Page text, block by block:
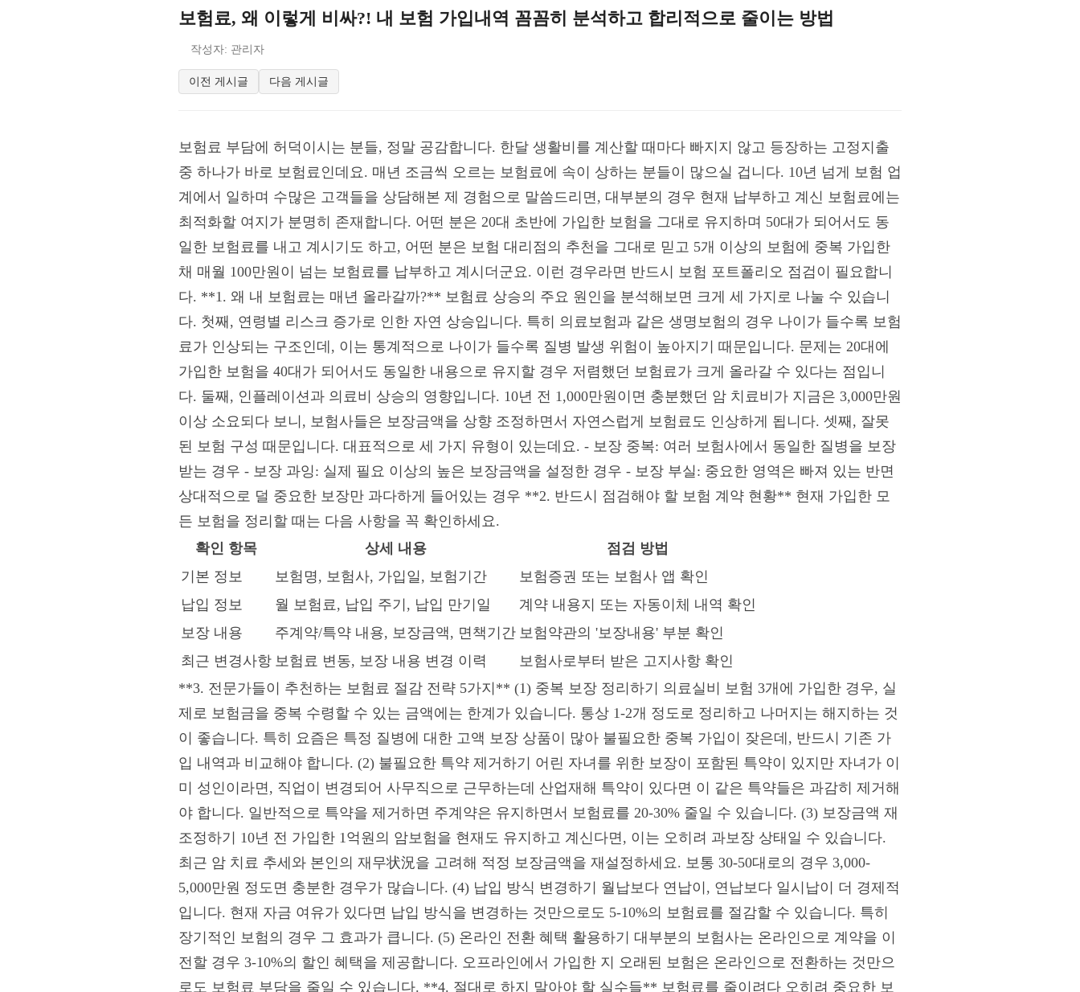
보험료, 왜 이렇게 비싸?! 내 보험 가입내역 꼼꼼히 분석하고 합리적으로 줄이는 방법
작성자: 관리자
이전 게시글 다음 게시글
보험료 부담에 허덕이시는 분들, 정말 공감합니다. 한달 생활비를 계산할 때마다 빠지지 않고 등장하는 고정지출
중 하나가 바로 보험료인데요. 매년 조금씩 오르는 보험료에 속이 상하는 분들이 많으실 겁니다. 10년 넘게 보험 업
계에서 일하며 수많은 고객들을 상담해본 제 경험으로 말씀드리면, 대부분의 경우 현재 납부하고 계신 보험료에는
최적화할 여지가 분명히 존재합니다. 어떤 분은 20대 초반에 가입한 보험을 그대로 유지하며 50대가 되어서도 동
일한 보험료를 내고 계시기도 하고, 어떤 분은 보험 대리점의 추천을 그대로 믿고 5개 이상의 보험에 중복 가입한
채 매월 100만원이 넘는 보험료를 납부하고 계시더군요. 이런 경우라면 반드시 보험 포트폴리오 점검이 필요합니
다. **1. 왜 내 보험료는 매년 올라갈까?** 보험료 상승의 주요 원인을 분석해보면 크게 세 가지로 나눌 수 있습니
다. 첫째, 연령별 리스크 증가로 인한 자연 상승입니다. 특히 의료보험과 같은 생명보험의 경우 나이가 들수록 보험
료가 인상되는 구조인데, 이는 통계적으로 나이가 들수록 질병 발생 위험이 높아지기 때문입니다. 문제는 20대에
가입한 보험을 40대가 되어서도 동일한 내용으로 유지할 경우 저렴했던 보험료가 크게 올라갈 수 있다는 점입니
다. 둘째, 인플레이션과 의료비 상승의 영향입니다. 10년 전 1,000만원이면 충분했던 암 치료비가 지금은 3,000만원
이상 소요되다 보니, 보험사들은 보장금액을 상향 조정하면서 자연스럽게 보험료도 인상하게 됩니다. 셋째, 잘못
된 보험 구성 때문입니다. 대표적으로 세 가지 유형이 있는데요. - 보장 중복: 여러 보험사에서 동일한 질병을 보장
받는 경우 - 보장 과잉: 실제 필요 이상의 높은 보장금액을 설정한 경우 - 보장 부실: 중요한 영역은 빠져 있는 반면
상대적으로 덜 중요한 보장만 과다하게 들어있는 경우 **2. 반드시 점검해야 할 보험 계약 현황** 현재 가입한 모
든 보험을 정리할 때는 다음 사항을 꼭 확인하세요.
확인 항목
상세 내용
점검 방법
기본 정보
보험명, 보험사, 가입일, 보험기간
보험증권 또는 보험사 앱 확인
납입 정보
월 보험료, 납입 주기, 납입 만기일
계약 내용지 또는 자동이체 내역 확인
보장 내용
주계약/특약 내용, 보장금액, 면책기간 보험약관의 '보장내용' 부분 확인
최근 변경사항 보험료 변동, 보장 내용 변경 이력
보험사로부터 받은 고지사항 확인
**3. 전문가들이 추천하는 보험료 절감 전략 5가지** (1) 중복 보장 정리하기 의료실비 보험 3개에 가입한 경우, 실
제로 보험금을 중복 수령할 수 있는 금액에는 한계가 있습니다. 통상 1-2개 정도로 정리하고 나머지는 해지하는 것
이 좋습니다. 특히 요즘은 특정 질병에 대한 고액 보장 상품이 많아 불필요한 중복 가입이 잦은데, 반드시 기존 가
입 내역과 비교해야 합니다. (2) 불필요한 특약 제거하기 어린 자녀를 위한 보장이 포함된 특약이 있지만 자녀가 이
미 성인이라면, 직업이 변경되어 사무직으로 근무하는데 산업재해 특약이 있다면 이 같은 특약들은 과감히 제거해
야 합니다. 일반적으로 특약을 제거하면 주계약은 유지하면서 보험료를 20-30% 줄일 수 있습니다. (3) 보장금액 재
조정하기 10년 전 가입한 1억원의 암보험을 현재도 유지하고 계신다면, 이는 오히려 과보장 상태일 수 있습니다.
최근 암 치료 추세와 본인의 재무状況을 고려해 적정 보장금액을 재설정하세요. 보통 30-50대로의 경우 3,000-
5,000만원 정도면 충분한 경우가 많습니다. (4) 납입 방식 변경하기 월납보다 연납이, 연납보다 일시납이 더 경제적
입니다. 현재 자금 여유가 있다면 납입 방식을 변경하는 것만으로도 5-10%의 보험료를 절감할 수 있습니다. 특히
장기적인 보험의 경우 그 효과가 큽니다. (5) 온라인 전환 혜택 활용하기 대부분의 보험사는 온라인으로 계약을 이
전할 경우 3-10%의 할인 혜택을 제공합니다. 오프라인에서 가입한 지 오래된 보험은 온라인으로 전환하는 것만으
로도 보험료 부담을 줄일 수 있습니다. **4. 절대로 하지 말아야 할 실수들** 보험료를 줄이려다 오히려 중요한 보